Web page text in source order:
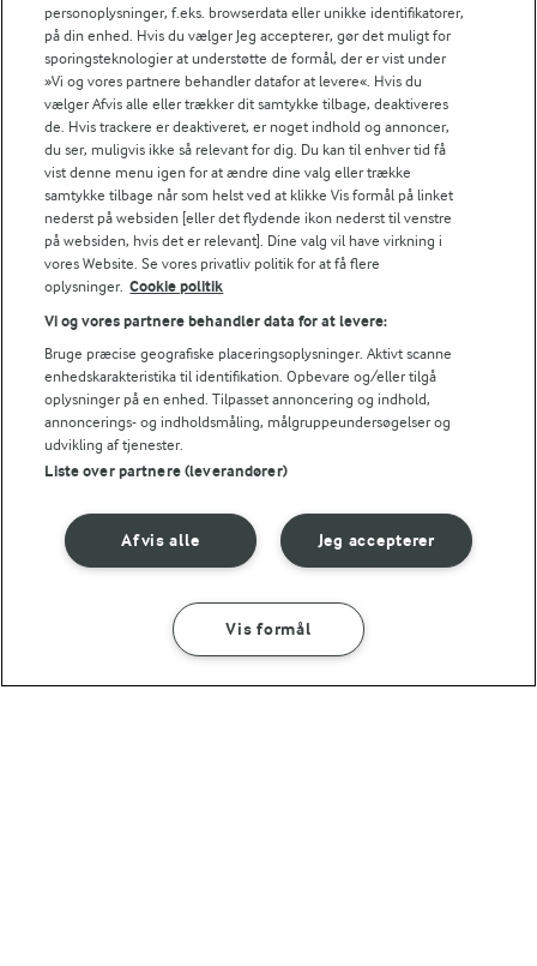
Kulhydrat:
8,6 g
1 TIME
Grøntsagslasagne
(124)
LAKTOSEFRI MADLAVNING
Få tips til madlavning uden
laktose
Andre gode forslag
SÅDAN GØR DU INGREDIENSER
personoplysninger, f.eks. browserdata eller unikke identifikatorer,
på din enhed. Hvis du vælger Jeg accepterer, gør det muligt for
sporingsteknologier at understøtte de formål, der er vist under
»Vi og vores partnere behandler datafor at levere«. Hvis du
vælger Afvis alle eller trækker dit samtykke tilbage, deaktiveres
de. Hvis trackere er deaktiveret, er noget indhold og annoncer,
du ser, muligvis ikke så relevant for dig. Du kan til enhver tid få
vist denne menu igen for at ændre dine valg eller trække
samtykke tilbage når som helst ved at klikke Vis formål på linket
nederst på websiden [eller det flydende ikon nederst til venstre
på websiden, hvis det er relevant]. Dine valg vil have virkning i
vores Website. Se vores privatliv politik for at få flere
oplysninger. Cookie politik
Vi og vores partnere behandler data for at levere:
Bruge præcise geografiske placeringsoplysninger. Aktivt scanne
enhedskarakteristika til identifikation. Opbevare og/eller tilgå
oplysninger på en enhed. Tilpasset annoncering og indhold,
annoncerings- og indholdsmåling, målgruppeundersøgelser og
udvikling af tjenester.
Liste over partnere (leverandører)
Jeg accepterer
Afvis alle
Vis formål